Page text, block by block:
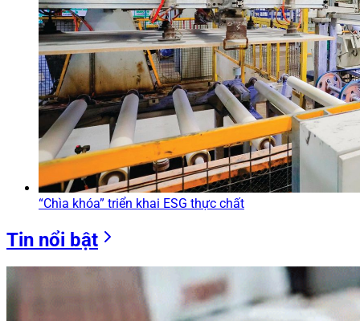
“Chìa khóa” triển khai ESG thực chất
Tin nổi bật